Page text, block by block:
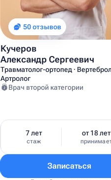
50 отзывов
Кучеров
Александр Сергеевич
Травматолог-ортопед ·
Артролог
Врач второй категории
7 лет
стаж
от 18 лет
Записаться